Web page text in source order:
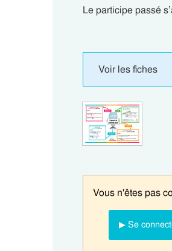
Le participe passé
Voir les fiches
Vous n'êtes pas
▶ Se